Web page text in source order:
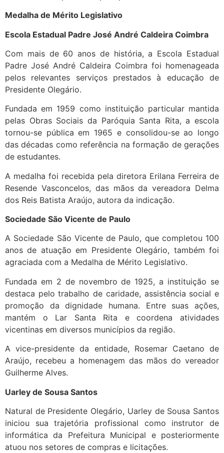
Medalha de Mérito Legislativo
Escola Estadual Padre José André Caldeira Coimbra
Com mais de 60 anos de história, a Escola Estadual
Padre José André Caldeira Coimbra foi homenageada
pelos relevantes serviços prestados à educação de
Presidente Olegário.
Fundada em 1959 como instituição particular mantida
pelas Obras Sociais da Paróquia Santa Rita, a escola
tornou-se pública em 1965 e consolidou-se ao longo
das décadas como referência na formação de gerações
de estudantes.
A medalha foi recebida pela diretora Erilana Ferreira de
Resende Vasconcelos, das mãos da vereadora Delma
dos Reis Batista Araújo, autora da indicação.
Sociedade São Vicente de Paulo
A Sociedade São Vicente de Paulo, que completou 100
anos de atuação em Presidente Olegário, também foi
agraciada com a Medalha de Mérito Legislativo.
Fundada em 2 de novembro de 1925, a instituição se
destaca pelo trabalho de caridade, assistência social e
promoção da dignidade humana. Entre suas ações,
mantém o Lar Santa Rita e coordena atividades
vicentinas em diversos municípios da região.
A vice-presidente da entidade, Rosemar Caetano de
Araújo, recebeu a homenagem das mãos do vereador
Guilherme Alves.
Uarley de Sousa Santos
Natural de Presidente Olegário, Uarley de Sousa Santos
iniciou sua trajetória profissional como instrutor de
informática da Prefeitura Municipal e posteriormente
atuou nos setores de compras e licitações.